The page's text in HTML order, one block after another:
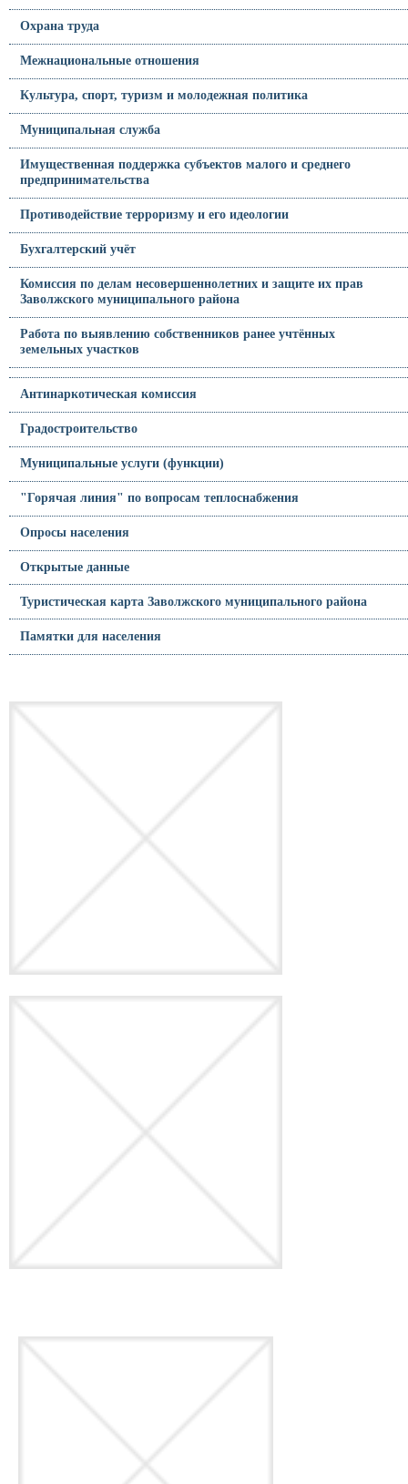
Охрана труда
Межнациональные отношения
Культура, спорт, туризм и молодежная политика
Муниципальная служба
Имущественная поддержка субъектов малого и среднего
предпринимательства
Противодействие терроризму и его идеологии
Бухгалтерский учёт
Комиссия по делам несовершеннолетних и защите их прав
Заволжского муниципального района
Работа по выявлению собственников ранее учтённых
земельных участков
Антинаркотическая комиссия
Градостроительство
Муниципальные услуги (функции)
"Горячая линия" по вопросам теплоснабжения
Опросы населения
Открытые данные
Туристическая карта Заволжского муниципального района
Памятки для населения